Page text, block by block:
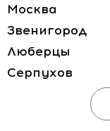
Москва
Звенигород
Люберцы
Серпухов